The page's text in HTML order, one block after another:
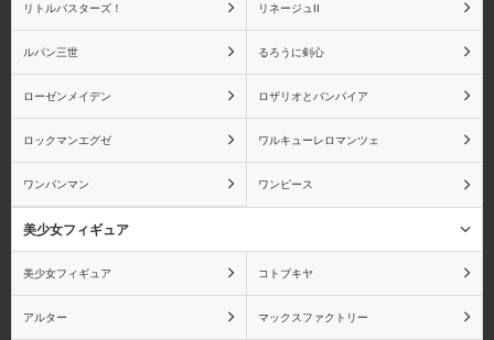
イズ
CCP G.E.M.
スカイチューブ
リトルバスターズ！ リネージュII
ルパン三世 るろうに剣心
ローゼンメイデン ロザリオとバンパイア
ロックマンエグゼ ワルキューレロマンツェ
ワンパンマン ワンピース
美少女フィギュア
美少女フィギュア コトブキヤ
アルター マックスファクトリー